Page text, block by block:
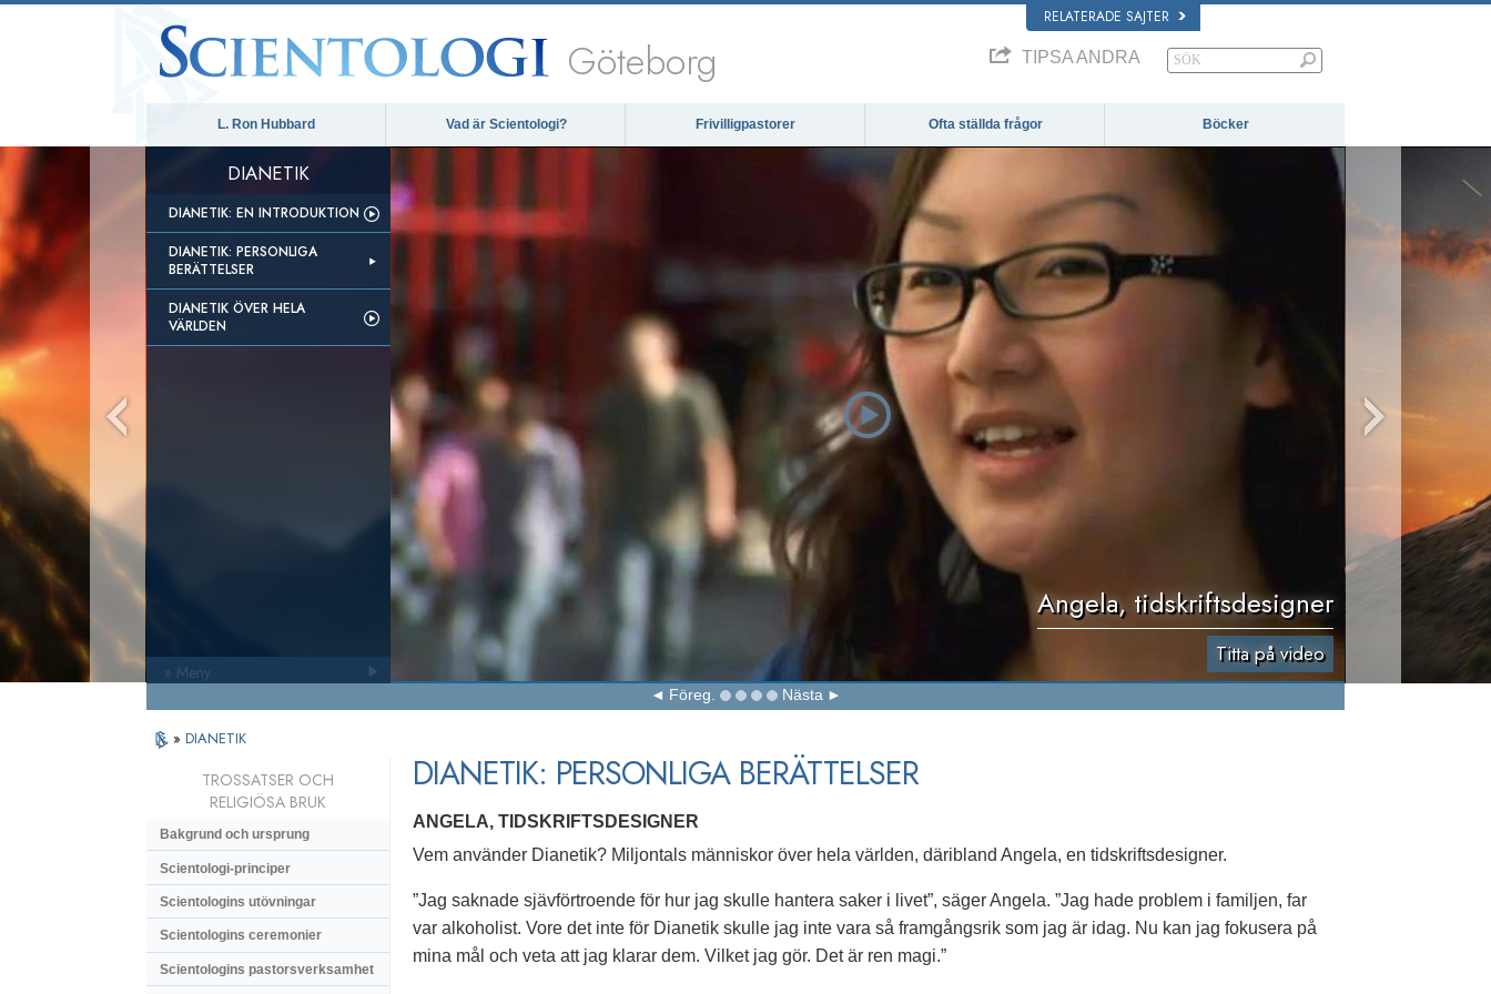
RELATERADE SAJTER
Göteborg TIPSA ANDRA
L. Ron Hubbard Vad är Scientologi? Frivilligpastorer Ofta ställda frågor Böcker
DIANETIK
DIANETIK: EN INTRODUKTION
DIANETIK: PERSONLIGA
BERÄTTELSER
DIANETIK ÖVER HELA
VÄRLDEN
Angela, tidskriftsdesigner
Titta på video
Föreg. Nästa
» Meny
» DIANETIK
DIANETIK: PERSONLIGA BERÄTTELSER
ANGELA, TIDSKRIFTSDESIGNER
Vem använder Dianetik? Miljontals människor över hela världen, däribland Angela, en tidskriftsdesigner.
”Jag saknade sjävförtroende för hur jag skulle hantera saker i livet”, säger Angela. ”Jag hade problem i familjen, far
var alkoholist. Vore det inte för Dianetik skulle jag inte vara så framgångsrik som jag är idag. Nu kan jag fokusera på
mina mål och veta att jag klarar dem. Vilket jag gör. Det är ren magi.”
TROSSATSER OCH
RELIGIÖSA BRUK
Bakgrund och ursprung
Scientologi-principer
Scientologins utövningar
Scientologins ceremonier
Scientologins pastorsverksamhet